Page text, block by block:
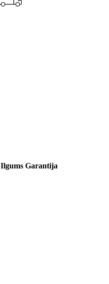
Ilgums Garantija